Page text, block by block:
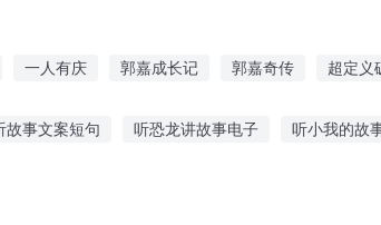
一人有庆 郭嘉成长记 郭嘉奇传 超定义
故事文案短句 听恐龙讲故事电子 听小我的故